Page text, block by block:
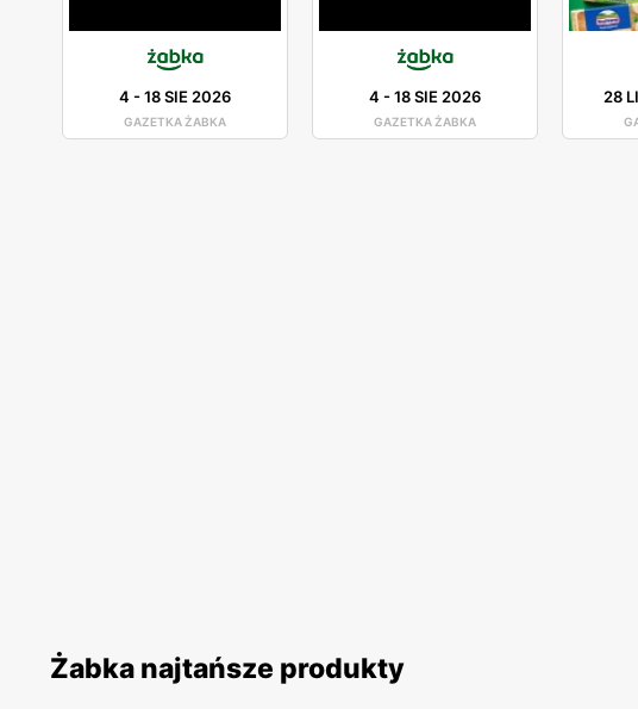
4 -18 SIE 2026
GAZETKA ŻABKA
4 -18 SIE 2026
GAZETKA ŻABKA
28
Żabka najtańsze produkty